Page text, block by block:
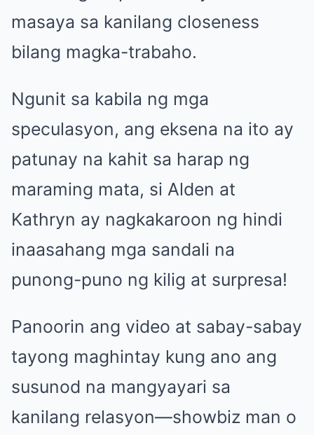
masaya sa kanilang closeness
bilang magka-trabaho.
Ngunit sa kabila ng mga
speculasyon, ang eksena na ito ay
patunay na kahit sa harap ng
maraming mata, si Alden at
Kathryn ay nagkakaroon ng hindi
inaasahang mga sandali na
punong-puno ng kilig at surpresa!
Panoorin ang video at sabay-sabay
tayong maghintay kung ano ang
susunod na mangyayari sa
kanilang relasyon—showbiz man o